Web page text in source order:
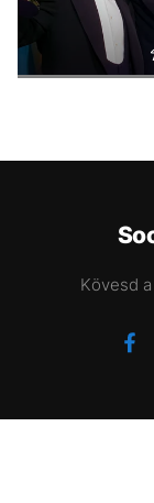
Kövesd